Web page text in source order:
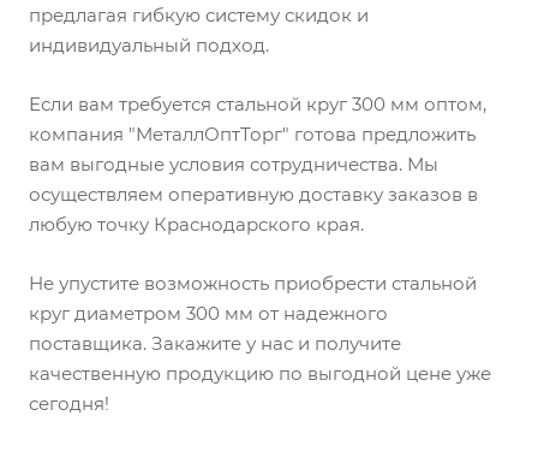
предлагая гибкую систему скидок и
индивидуальный подход.
Если вам требуется стальной круг 300 мм оптом,
компания "МеталлОптТорг" готова предложить
вам выгодные условия сотрудничества. Мы
осуществляем оперативную доставку заказов в
любую точку Краснодарского края.
Не упустите возможность приобрести стальной
круг диаметром 300 мм от надежного
поставщика. Закажите у нас и получите
качественную продукцию по выгодной цене уже
сегодня!